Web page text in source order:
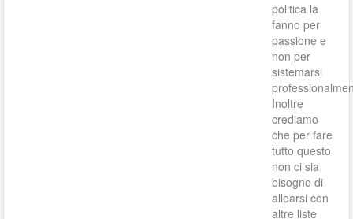
politica la
fanno per
passione e
non per
sistemarsi
Inoltre
crediamo
che per fare
tutto questo
non ci sia
bisogno di
allearsi con
altre liste